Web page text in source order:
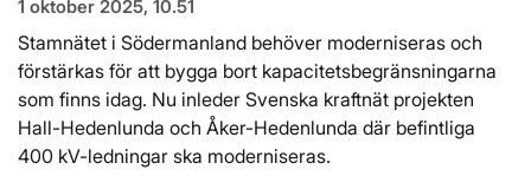
1 oktober 2025, 10.51
Stamnätet i Södermanland behöver moderniseras och
förstärkas för att bygga bort kapacitetsbegränsningarna
som finns idag. Nu inleder Svenska kraftnät projekten
Hall-Hedenlunda och Åker-Hedenlunda där befintliga
400 kV-ledningar ska moderniseras.